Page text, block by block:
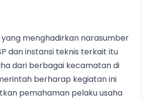
menghadirkan narasumber
dan instansi teknis terkait itu
dari berbagai kecamatan di
berharap kegiatan ini
pemahaman pelaku usaha